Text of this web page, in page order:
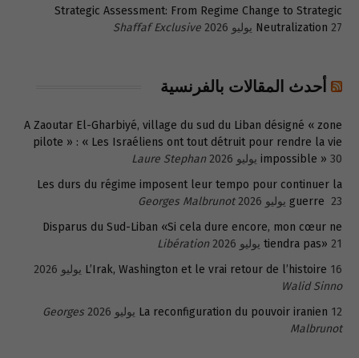
Strategic Assessment: From Regime Change to Strategic
Neutralization 27 يوليو 2026 Shaffaf Exclusive
أحدث المقالات بالفرنسية
A Zaoutar El-Gharbiyé, village du sud du Liban désigné « zone
pilote » : « Les Israéliens ont tout détruit pour rendre la vie
impossible » 30 يوليو 2026
Laure Stephan
Les durs du régime imposent leur tempo pour continuer la
guerre 23 يوليو 2026
Georges Malbrunot
Disparus du Sud-Liban «Si cela dure encore, mon cœur ne
tiendra pas» 21 يوليو 2026
Libération
L’Irak, Washington et le vrai retour de l’histoire 16 يوليو 2026
Walid Sinno
La reconfiguration du pouvoir iranien 12 يوليو 2026
Georges
Malbrunot